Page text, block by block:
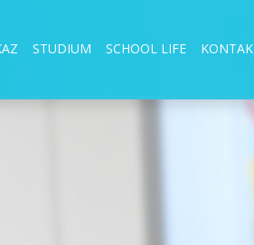
STUDIUM SCHOOL LIFE